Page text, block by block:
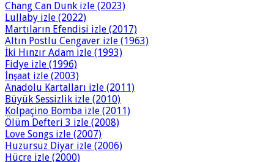
Chang Can Dunk izle (2023)
Lullaby izle (2022)
Martıların Efendisi izle (2017)
Altın Postlu Cengaver izle (1963)
İki Hınzır Adam izle (1993)
Fidye izle (1996)
İnşaat izle (2003)
Anadolu Kartalları izle (2011)
Büyük Sessizlik izle (2010)
Kolpaçino Bomba izle (2011)
Ölüm Defteri 3 izle (2008)
Love Songs izle (2007)
Huzursuz Diyar izle (2006)
Hücre izle (2000)